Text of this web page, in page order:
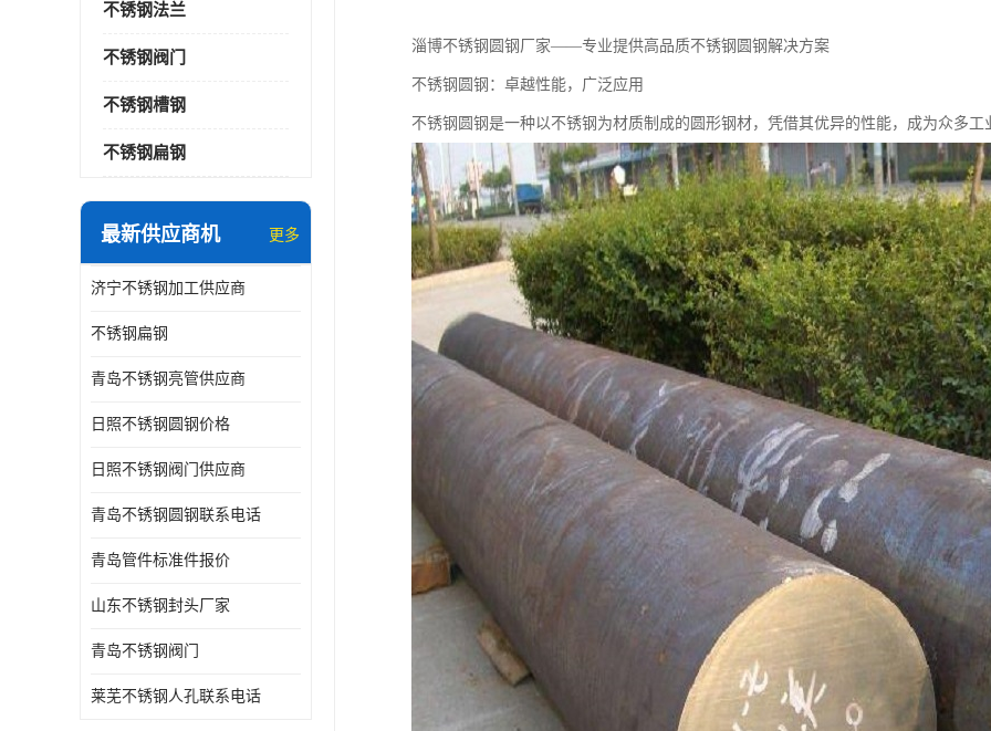
不锈钢法兰
不锈钢阀门
不锈钢槽钢
不锈钢扁钢
最新供应商机 更多
济宁不锈钢加工供应商
不锈钢扁钢
青岛不锈钢亮管供应商
日照不锈钢圆钢价格
日照不锈钢阀门供应商
青岛不锈钢圆钢联系电话
青岛管件标准件报价
山东不锈钢封头厂家
青岛不锈钢阀门
莱芜不锈钢人孔联系电话
淄博不锈钢圆钢厂家——专业提供高品质不锈钢圆钢解决方案
不锈钢圆钢：卓越性能，广泛应用
不锈钢圆钢是一种以不锈钢为材质制成的圆形钢材，凭借其优异的性能，成为众多工